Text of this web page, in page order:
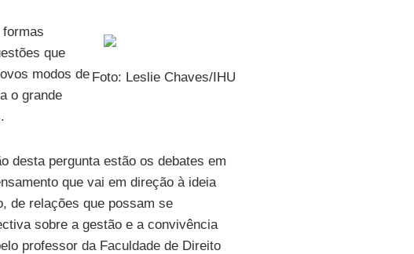
Foto: Leslie Chaves/IHU
que
modos de
o grande
desta pergunta estão os debates em
que vai em direção à ideia
de relações que possam se
sobre a gestão e a convivência
professor da Faculdade de Direito